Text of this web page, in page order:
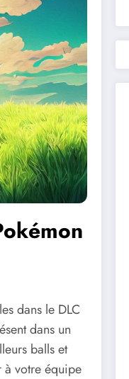
dans le DLC
dans un
balls et
à votre équipe